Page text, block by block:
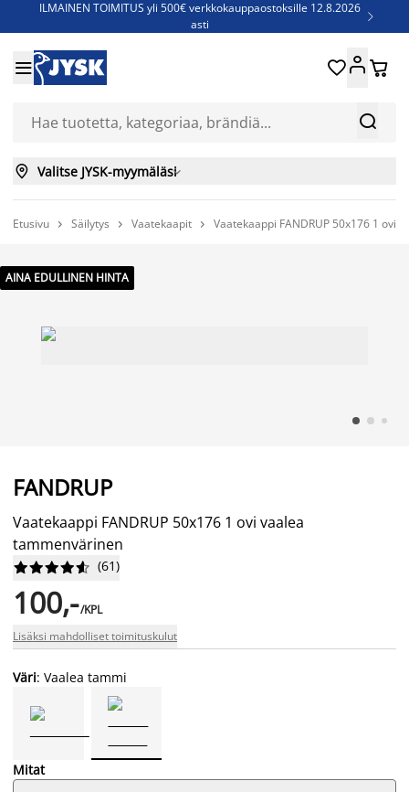
ILMAINEN TOIMITUS yli 500€ verkkokauppaostoksille 12.8.2026
asti

Jenkkisänkyjä - Säästä jopa 60%


 
 Valitse JYSK-myymäläsi
Etusivu  Säilytys  Vaatekaapit  Vaatekaappi FANDRUP 50x176 1 ovi
AINA EDULLINEN HINTA
FANDRUP
Vaatekaappi FANDRUP 50x176 1 ovi vaalea
tammenvärinen





 (61)
100,-/KPL
Lisäksi mahdolliset toimituskulut
Väri: Vaalea tammi
Mitat